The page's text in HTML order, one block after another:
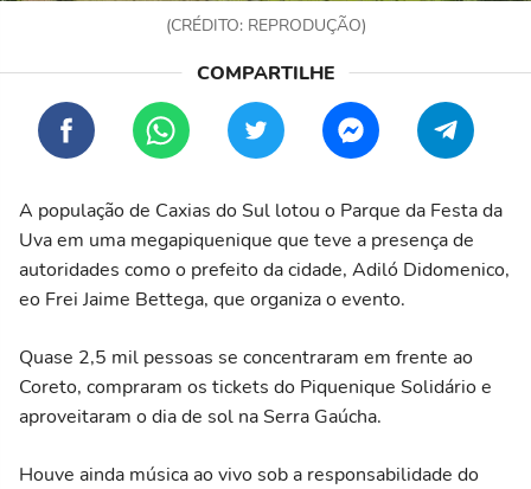
(CRÉDITO: REPRODUÇÃO)
A população de Caxias do Sul lotou o Parque da Festa da
Uva em uma megapiquenique que teve a presença de
autoridades como o prefeito da cidade, Adiló Didomenico,
eo Frei Jaime Bettega, que organiza o evento.
Quase 2,5 mil pessoas se concentraram em frente ao
Coreto, compraram os tickets do Piquenique Solidário e
aproveitaram o dia de sol na Serra Gaúcha.
Houve ainda música ao vivo sob a responsabilidade do